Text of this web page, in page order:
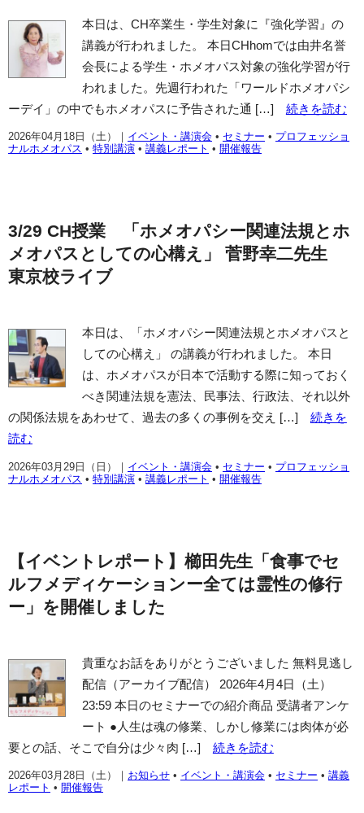
本日は、CH卒業生・学生対象に『強化学習』の
講義が行われました。 本日CHhomでは由井名誉
会長による学生・ホメオパス対象の強化学習が行
われました。先週行われた「ワールドホメオパシ
ーデイ」の中でもホメオパスに予告された通 […]
続きを読む
2026年04月18日（土） ｜ イベント・講演会 • セミナー • プロフェッショ
ナルホメオパス • 特別講演 • 講義レポート • 開催報告
3/29 CH授業 「ホメオパシー関連法規とホ
メオパスとしての心構え」 菅野幸二先生
東京校ライブ
本日は、「ホメオパシー関連法規とホメオパスと
しての心構え」 の講義が行われました。 本日
は、ホメオパスが日本で活動する際に知っておく
べき関連法規を憲法、民事法、行政法、それ以外
の関係法規をあわせて、過去の多くの事例を交え […]
続きを
読む
2026年03月29日（日） ｜ イベント・講演会 • セミナー • プロフェッショ
ナルホメオパス • 特別講演 • 講義レポート • 開催報告
【イベントレポート】櫛田先生「食事でセ
ルフメディケーションー全ては霊性の修行
ー」を開催しました
貴重なお話をありがとうございました 無料見逃し
配信（アーカイブ配信） 2026年4月4日（土）
23:59 本日のセミナーでの紹介商品 受講者アンケ
ート ●人生は魂の修業、しかし修業には肉体が必
要との話、そこで自分は少々肉 […]
続きを読む
2026年03月28日（土） ｜ お知らせ • イベント・講演会 • セミナー • 講義
レポート • 開催報告